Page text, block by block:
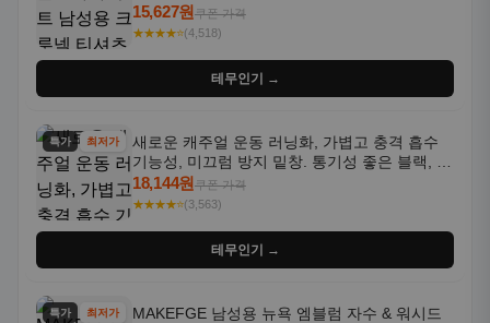
통기성 좋은 수분 흡수 반팔 운동복
15,627원쿠폰 가격
★★★★⭐(4,518)
테무인기 →
특가 최저가
새로운 캐주얼 운동 러닝화, 가볍고 충격 흡수
기능성, 미끄럼 방지 밑창. 통기성 좋은 블랙, 화
이트, 퍼플 그라데이션 색상
18,144원쿠폰 가격
★★★★⭐(3,563)
테무인기 →
특가 최저가
MAKEFGE 남성용 뉴욕 엠블럼 자수 & 워시드